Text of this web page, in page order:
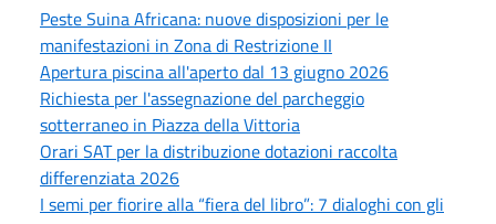
Peste Suina Africana: nuove disposizioni per le
manifestazioni in Zona di Restrizione II
Apertura piscina all'aperto dal 13 giugno 2026
Richiesta per l'assegnazione del parcheggio
sotterraneo in Piazza della Vittoria
Orari SAT per la distribuzione dotazioni raccolta
differenziata 2026
I semi per fiorire alla “fiera del libro”: 7 dialoghi con gli